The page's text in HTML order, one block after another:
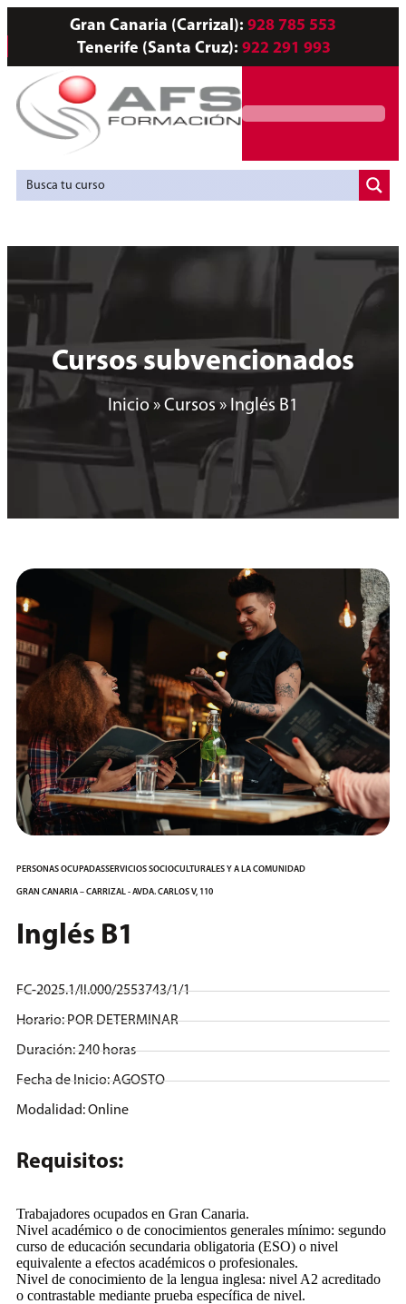
Gran Canaria (Carrizal): 928 785 553
Tenerife (Santa Cruz): 922 291 993
Cursos subvencionados
Inicio» Cursos»Inglés B1
PERSONAS OCUPADASSERVICIOS SOCIOCULTURALES Y A LA COMUNIDAD
GRAN CANARIA – CARRIZAL - AVDA. CARLOS V, 110
Inglés B1
FC-2025.1/II.000/2553743/1/1
Horario: POR DETERMINAR
Duración: 240 horas
Fecha de Inicio: AGOSTO
Modalidad:Online
Requisitos:
Trabajadores ocupados en Gran Canaria.
Nivel académico o de conocimientos generales mínimo: segundo
curso de educación secundaria obligatoria (ESO) o nivel
equivalente a efectos académicos o profesionales.
Nivel de conocimiento de la lengua inglesa: nivel A2 acreditado
o contrastable mediante prueba específica de nivel.